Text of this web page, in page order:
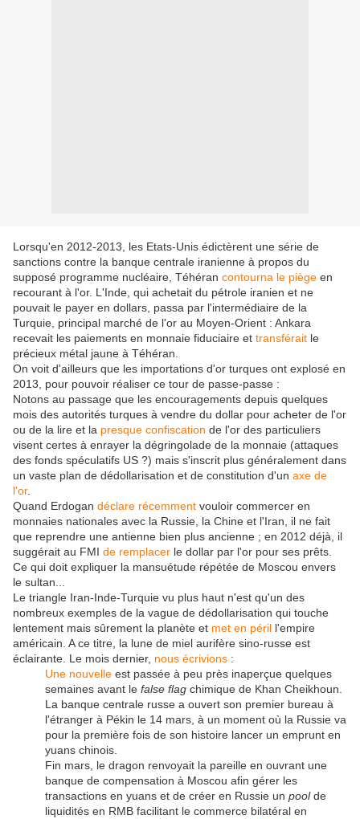
Lorsqu'en 2012-2013, les Etats-Unis édictèrent une série de
sanctions contre la banque centrale iranienne à propos du
supposé programme nucléaire, Téhéran contourna le piège en
recourant à l'or. L'Inde, qui achetait du pétrole iranien et ne
pouvait le payer en dollars, passa par l'intermédiaire de la
Turquie, principal marché de l'or au Moyen-Orient : Ankara
recevait les paiements en monnaie fiduciaire et transférait le
précieux métal jaune à Téhéran.
On voit d'ailleurs que les importations d'or turques ont explosé en
2013, pour pouvoir réaliser ce tour de passe-passe :
Notons au passage que les encouragements depuis quelques
mois des autorités turques à vendre du dollar pour acheter de l'or
ou de la lire et la presque confiscation de l'or des particuliers
visent certes à enrayer la dégringolade de la monnaie (attaques
des fonds spéculatifs US ?) mais s'inscrit plus généralement dans
un vaste plan de dédollarisation et de constitution d'un axe de
l'or.
Quand Erdogan déclare récemment vouloir commercer en
monnaies nationales avec la Russie, la Chine et l'Iran, il ne fait
que reprendre une antienne bien plus ancienne ; en 2012 déjà, il
suggérait au FMI de remplacer le dollar par l'or pour ses prêts.
Ce qui doit expliquer la mansuétude répétée de Moscou envers
le sultan...
Le triangle Iran-Inde-Turquie vu plus haut n'est qu'un des
nombreux exemples de la vague de dédollarisation qui touche
lentement mais sûrement la planète et met en péril l'empire
américain. A ce titre, la lune de miel aurifère sino-russe est
éclairante. Le mois dernier, nous écrivions :
Une nouvelle est passée à peu près inaperçue quelques
semaines avant le false flag chimique de Khan Cheikhoun.
La banque centrale russe a ouvert son premier bureau à
l'étranger à Pékin le 14 mars, à un moment où la Russie va
pour la première fois de son histoire lancer un emprunt en
yuans chinois.
Fin mars, le dragon renvoyait la pareille en ouvrant une
banque de compensation à Moscou afin gérer les
transactions en yuans et de créer en Russie un poolde
liquidités en RMB facilitant le commerce bilatéral en